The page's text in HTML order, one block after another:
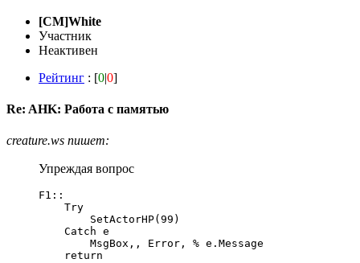
[CM]White
Участник
Неактивен
Рейтинг : [0|0]
Re: AHK: Работа с памятью
creature.ws пишет:
Упреждая вопрос
F1::
    Try
        SetActorHP(99)
    Catch e
        MsgBox,, Error, % e.Message
    return